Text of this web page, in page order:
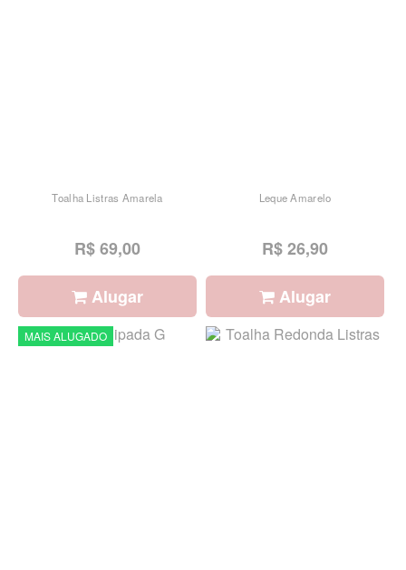
Toalha Listras Amarela
R$ 69,00
Alugar
Leque Amarelo
R$ 26,90
Alugar
MAIS ALUGADO